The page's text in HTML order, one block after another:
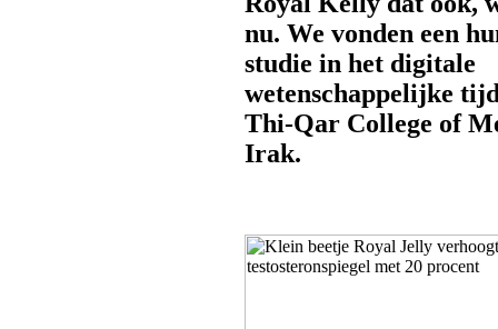
nu. We vonden een
studie in het digitale
wetenschappelijke
Thi-Qar College of
Irak.